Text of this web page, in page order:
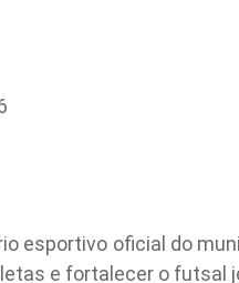
esportivo oficial do
e fortalecer o futsal